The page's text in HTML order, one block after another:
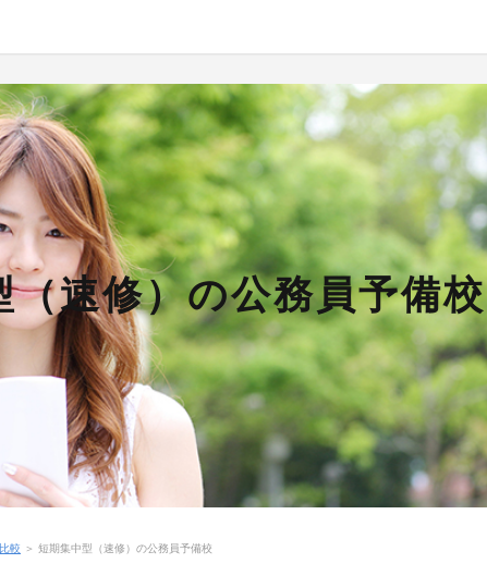
（速修）の公務員予備校
較 ＞ 短期集中型（速修）の公務員予備校